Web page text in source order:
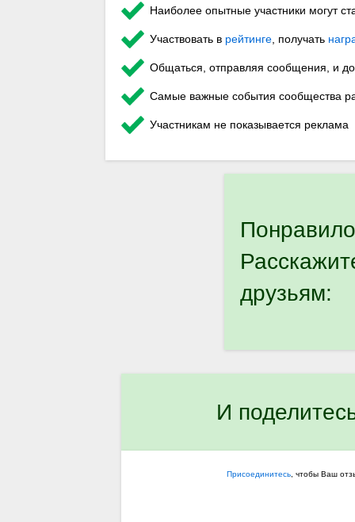
Наиболее опытные участники могут
Участвовать в рейтинге, получать
Общаться, отправляя сообщения, и
Самые важные события сообщества
Участникам не показывается реклама
друзьям:
И
Присоединитесь, чтобы Ваш